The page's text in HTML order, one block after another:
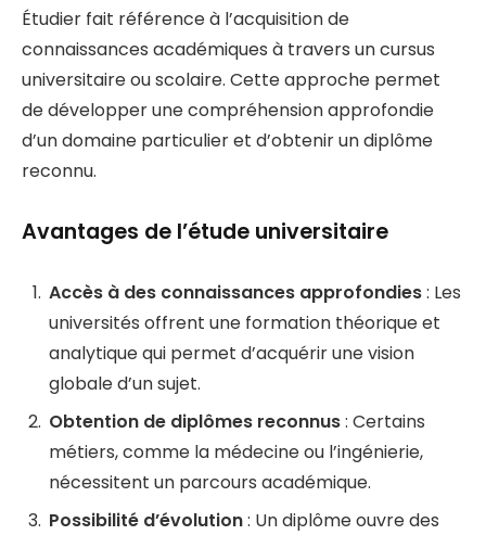
Étudier fait référence à l’acquisition de
connaissances académiques à travers un cursus
universitaire ou scolaire. Cette approche permet
de développer une compréhension approfondie
d’un domaine particulier et d’obtenir un diplôme
reconnu.
Avantages de l’étude universitaire
Accès à des connaissances approfondies: Les
universités offrent une formation théorique et
analytique qui permet d’acquérir une vision
globale d’un sujet.
Obtention de diplômes reconnus: Certains
métiers, comme la médecine ou l’ingénierie,
nécessitent un parcours académique.
Possibilité d’évolution: Un diplôme ouvre des